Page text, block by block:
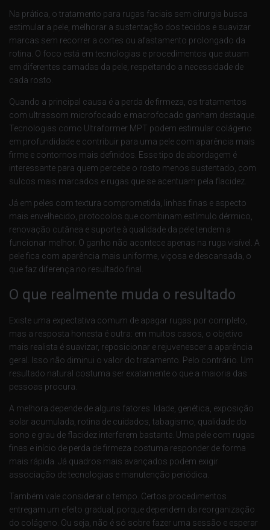
Na prática, o tratamento para rugas faciais sem cirurgia busca
estimular a pele, melhorar a sustentação dos tecidos e suavizar
marcas sem recorrer a cortes ou afastamento prolongado da
rotina. O foco está em tecnologias e procedimentos que atuam
em diferentes camadas da pele, respeitando a necessidade de
cada rosto.
Quando a principal causa é a perda de firmeza, os tratamentos
com ultrassom microfocado e macrofocado ganham destaque.
Tecnologias como Ultraformer MPT podem estimular colágeno
em profundidade e contribuir para uma pele com aparência mais
firme e contornos mais definidos. Esse tipo de abordagem é
interessante para quem percebe o rosto menos sustentado, com
sulcos mais marcados e rugas que se acentuam pela flacidez.
Já em peles com textura comprometida, linhas finas e aspecto
mais envelhecido, protocolos que combinam estímulo dérmico,
renovação cutânea e suporte à qualidade da pele tendem a
funcionar melhor. O ganho não acontece apenas na ruga visível. A
pele fica com aparência mais uniforme, viçosa e descansada, o
que faz diferença no resultado final.
O que realmente muda o resultado
Existe uma expectativa comum de apagar rugas por completo,
mas a resposta honesta é outra: em muitos casos, o objetivo
mais realista é suavizar, reposicionar e rejuvenescer a aparência
geral. Isso não diminui o valor do tratamento. Pelo contrário. Um
resultado natural costuma ser exatamente o que a maioria das
pessoas procura.
A melhora depende de alguns fatores. Idade, genética, exposição
solar acumulada, rotina de cuidados, tabagismo, qualidade do
sono e grau de flacidez interferem bastante. Uma pele com rugas
finas e início de perda de firmeza costuma responder de forma
mais rápida. Já quadros mais avançados podem exigir
associação de tecnologias e manutenção periódica.
Também vale considerar o tempo. Certos procedimentos
entregam um efeito gradual, porque dependem da reorganização
do colágeno. Ou seja, não é só sobre fazer uma sessão e esperar